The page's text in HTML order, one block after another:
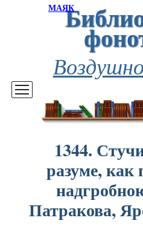
МАЯК
1344.
разуме, как
Патракова,